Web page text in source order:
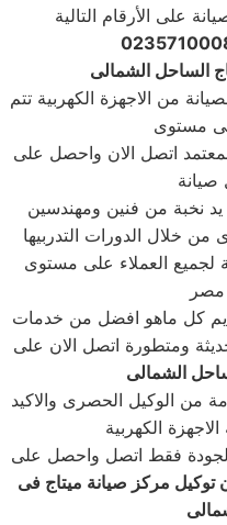
على الأرقام التالية
الساحل الشمالى
من الاجهزة الكهربية تتم
مستوى
اتصل الان واحصل على
نخبة من فنين ومهندسين
خلال الدورات التدربيها
لجميع العملاء على مستوى
كل ماهو افضل من خدمات
ومتطورة اتصل الان على
الشمالى
من الوكيل الحصرى والاكيد
الكهربية
الجودة فقط اتصل واحصل على
توكيل مركز صيانة ميتاج فى